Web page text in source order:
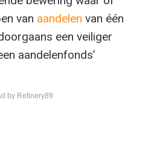
van aandelen van één
een veiliger
aandelenfonds’
by Refinery89